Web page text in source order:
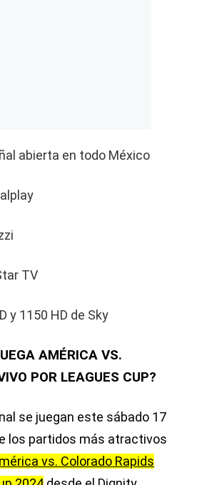
abierta en todo México
TV
y 1150 HD de Sky
AMÉRICA VS.
POR LEAGUES CUP?
se juegan este sábado 17
los partidos más atractivos
vs. Colorado Rapids